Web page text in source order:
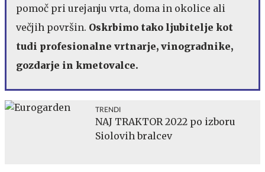
pomoč pri urejanju vrta, doma in okolice ali
večjih površin. Oskrbimo tako ljubitelje kot
tudi profesionalne vrtnarje, vinogradnike,
gozdarje in kmetovalce.
TRENDI
NAJ TRAKTOR 2022 po izboru
Siolovih bralcev